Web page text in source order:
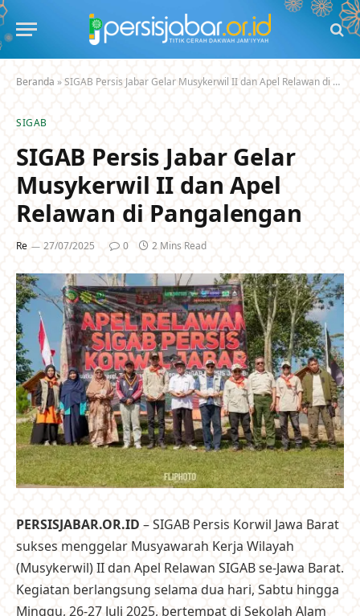
Beranda »SIGAB Persis Jabar Gelar Musykerwil II dan Apel Relawan di Pangalengan
SIGAB
SIGAB Persis Jabar Gelar
Musykerwil II dan Apel
Relawan di Pangalengan
Re 27/07/2025 0 2 Mins Read
PERSISJABAR.OR.ID – SIGAB Persis Korwil Jawa Barat
sukses menggelar Musyawarah Kerja Wilayah
(Musykerwil) II dan Apel Relawan SIGAB se-Jawa Barat.
Kegiatan berlangsung selama dua hari, Sabtu hingga
Minggu, 26-27 Juli 2025, bertempat di Sekolah Alam